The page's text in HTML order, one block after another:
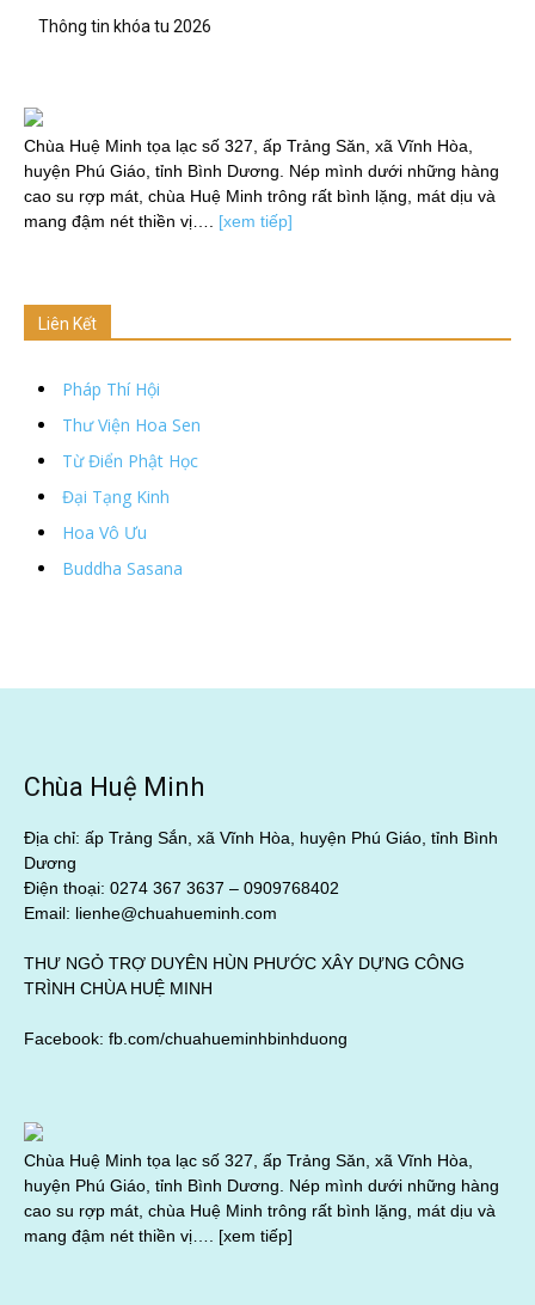
Thông tin khóa tu 2026
Chùa Huệ Minh tọa lạc số 327, ấp Trảng Săn, xã Vĩnh Hòa,
huyện Phú Giáo, tỉnh Bình Dương. Nép mình dưới những hàng
cao su rợp mát, chùa Huệ Minh trông rất bình lặng, mát dịu và
mang đậm nét thiền vị…. [xem tiếp]
Liên Kết
Pháp Thí Hội
Thư Viện Hoa Sen
Từ Điển Phật Học
Đại Tạng Kinh
Hoa Vô Ưu
Buddha Sasana
Chùa Huệ Minh
Địa chỉ: ấp Trảng Sắn, xã Vĩnh Hòa, huyện Phú Giáo, tỉnh Bình
Dương
Điện thoại: 0274 367 3637 – 0909768402
Email: lienhe@chuahueminh.com
THƯ NGỎ TRỢ DUYÊN HÙN PHƯỚC XÂY DỰNG CÔNG
TRÌNH CHÙA HUỆ MINH
Facebook: fb.com/chuahueminhbinhduong
Chùa Huệ Minh tọa lạc số 327, ấp Trảng Săn, xã Vĩnh Hòa,
huyện Phú Giáo, tỉnh Bình Dương. Nép mình dưới những hàng
cao su rợp mát, chùa Huệ Minh trông rất bình lặng, mát dịu và
mang đậm nét thiền vị…. [xem tiếp]